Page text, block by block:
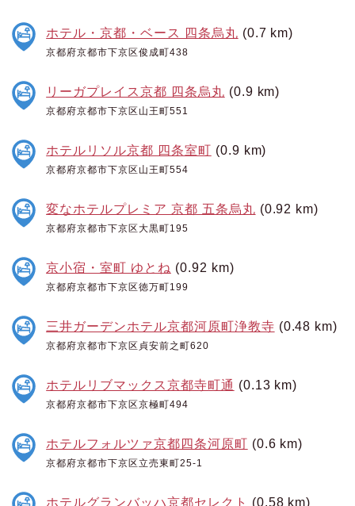
ホテル・京都・ベース 四条烏丸 (0.7 km)
京都府京都市下京区俊成町438
リーガプレイス京都 四条烏丸 (0.9 km)
京都府京都市下京区山王町551
ホテルリソル京都 四条室町 (0.9 km)
京都府京都市下京区山王町554
変なホテルプレミア 京都 五条烏丸 (0.92 km)
京都府京都市下京区大黒町195
京小宿・室町 ゆとね (0.92 km)
京都府京都市下京区徳万町199
三井ガーデンホテル京都河原町浄教寺 (0.48 km)
京都府京都市下京区貞安前之町620
ホテルリブマックス京都寺町通 (0.13 km)
京都府京都市下京区京極町494
ホテルフォルツァ京都四条河原町 (0.6 km)
京都府京都市下京区立売東町25-1
ホテルグランバッハ京都セレクト (0.58 km)